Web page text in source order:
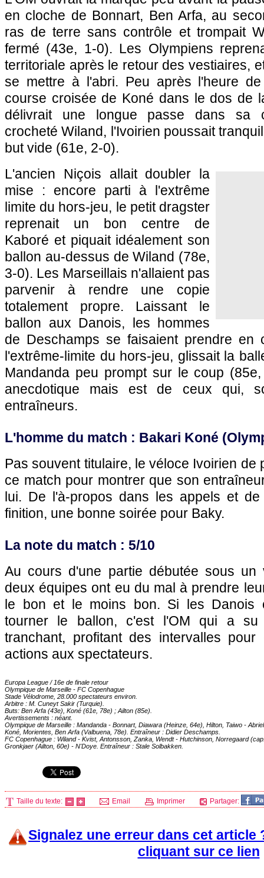
en cloche de Bonnart, Ben Arfa, au
ras de terre sans contrôle et trompait
fermé (43e, 1-0). Les Olympiens
territoriale après le retour des vestiaires,
se mettre à l'abri. Peu après l'heure
course croisée de Koné dans le dos de
délivrait une longue passe dans sa
crocheté Wiland, l'Ivoirien poussait
but vide (61e, 2-0).
L'ancien Niçois allait doubler la
mise : encore parti à l'extrême
limite du hors-jeu, le petit dragster
reprenait un bon centre de
Kaboré et piquait idéalement son
ballon au-dessus de Wiland (78e,
3-0). Les Marseillais n'allaient pas
parvenir à rendre une copie
totalement propre. Laissant le
ballon aux Danois, les hommes
de Deschamps se faisaient prendre en
l'extrême-limite du hors-jeu, glissait la
Mandanda peu prompt sur le coup
anecdotique mais est de ceux qui,
entraîneurs.
L'homme du match : Bakari Koné (
Pas souvent titulaire, le véloce Ivoirien de
ce match pour montrer que son
lui. De l'à-propos dans les appels et
finition, une bonne soirée pour Baky.
La note du match : 5/10
Au cours d'une partie débutée sous un
deux équipes ont eu du mal à prendre
le bon et le moins bon. Si les Danois
tourner le ballon, c'est l'OM qui a su
tranchant, profitant des intervalles pour
actions aux spectateurs.
Europa League / 16e de finale retour
Olympique de Marseille - FC Copenhague
Stade Vélodrome, 28.000 spectateurs environ.
Arbitre : M. Cuneyt Sakir (Turquie).
Buts: Ben Arfa (43e), Koné (61e, 78e) ; Ailton (85e).
Avertissements : néant.
Olympique de Marseille : Mandanda - Bonnart, Diawara (Heinze, 64e), Hilton, Taiwo -
Koné, Morientes, Ben Arfa (Valbuena, 78e). Entraîneur : Didier Deschamps.
FC Copenhague : Wiland - Kvist, Antonsson, Zanka, Wendt - Hutchinson, Norregaard
Gronkjaer (Ailton, 60e) - N'Doye. Entraîneur : Stale Solbakken.
Taille du texte: Email Imprimer Partager:
Signalez une erreur dans cet article
cliquant sur ce lien